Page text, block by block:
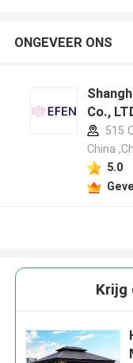
ONGEVEER ONS
Co.,
515
China
5.0
Krijg